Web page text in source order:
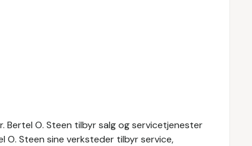
Bertel O. Steen tilbyr salg og servicetjenester
O. Steen sine verksteder tilbyr service,